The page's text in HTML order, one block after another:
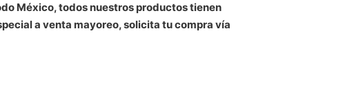
México, todos nuestros productos tienen
a venta mayoreo, solicita tu compra vía